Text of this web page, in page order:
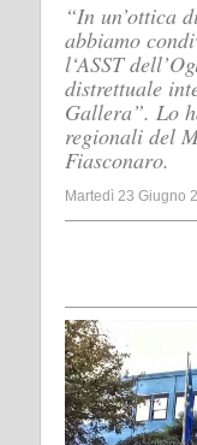
“In un’ottica
abbiamo
l‘ASST
distrettuale
Gallera”. Lo
regionali del
Fiasconaro.
Martedì 23 Giugno